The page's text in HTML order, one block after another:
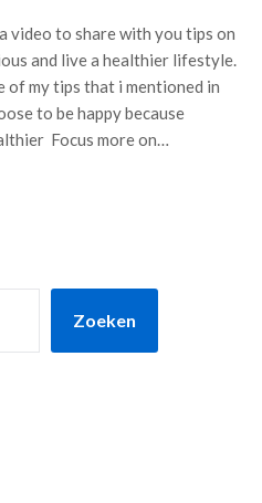
video to share with you tips on
and live a healthier lifestyle.
of my tips that i mentioned in
to be happy because
Focus more on…
Zoeken